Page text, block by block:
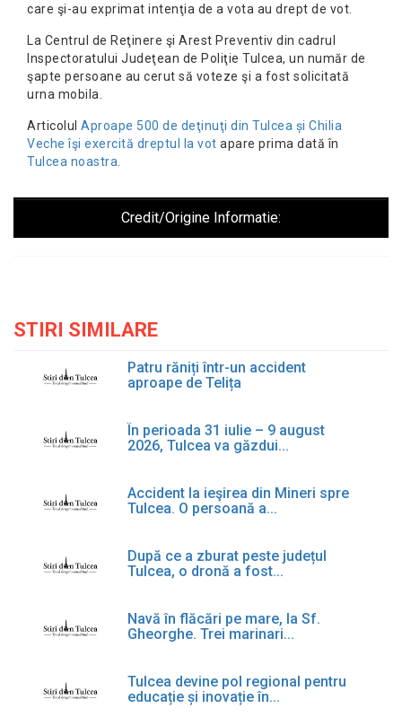
care şi-au exprimat intenţia de a vota au drept de vot.
La Centrul de Reţinere şi Arest Preventiv din cadrul
Inspectoratului Judeţean de Poliţie Tulcea, un număr de
şapte persoane au cerut să voteze şi a fost solicitată
urna mobila.
Articolul Aproape 500 de deţinuţi din Tulcea și Chilia
Veche îşi exercită dreptul la vot apare prima dată în
Tulcea noastra
Credit/Origine Informatie:
STIRI SIMILARE
Patru răniți într-un accident
aproape de Telița
În perioada 31 iulie – 9 august
2026, Tulcea va găzdui...
Accident la ieşirea din Mineri spre
Tulcea. O persoană a...
După ce a zburat peste județul
Tulcea, o dronă a fost...
Navă în flăcări pe mare, la Sf.
Gheorghe. Trei marinari...
Tulcea devine pol regional pentru
educație și inovație în...